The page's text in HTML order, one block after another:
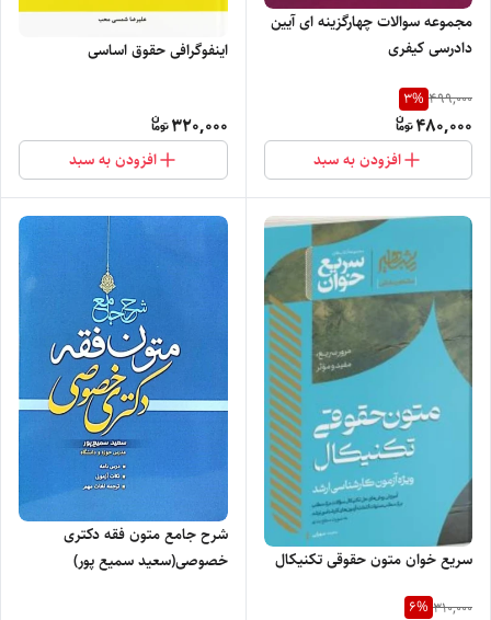
مجموعه سوالات چهارگزینه ای آیین
دادرسی کیفری
499,000
3%
480,000
افزودن به سبد
اینفوگرافی حقوق اساسی
320,000
افزودن به سبد
سریع خوان متون حقوقی تکنیکال
310,000
6%
شرح جامع متون فقه دکتری
خصوصی(سعید سمیع پور)